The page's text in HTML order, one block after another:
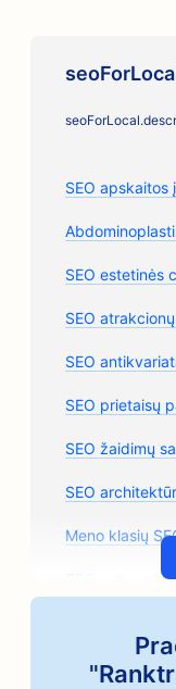
SEO apskaitos
SEO estetinės
SEO
SEO
SEO prietaisų
SEO žaidimų
SEO
Meno klasių
SEO
SEO